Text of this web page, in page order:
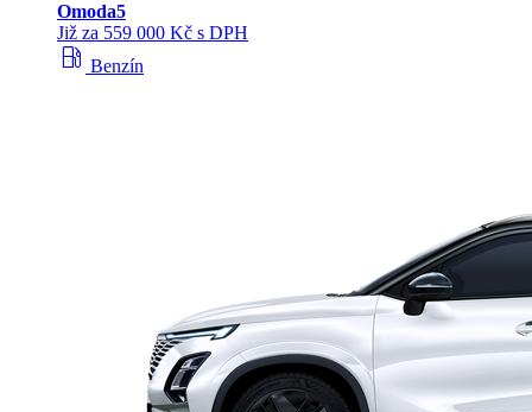
Omoda5
Již za 559 000 Kč s DPH
local_gas_station Benzín